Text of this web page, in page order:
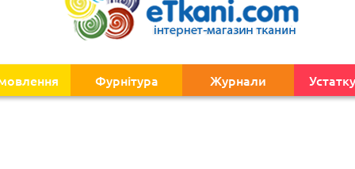
Фурнітура Журнали